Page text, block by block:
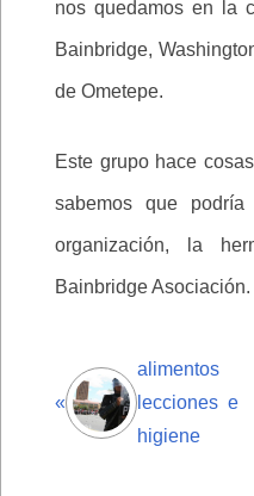
nos quedamos en la
Bainbridge,
de Ometepe.
Este grupo hace
sabemos que
organización, la
Bainbridge Asociación.
«
alimentos
lecciones e
higiene